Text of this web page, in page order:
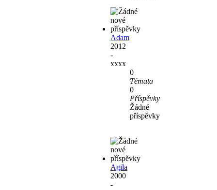
Adam
2012
-
xxxx
0
Témata
0
Příspěvky
Žádné
příspěvky
Agila
2000
-